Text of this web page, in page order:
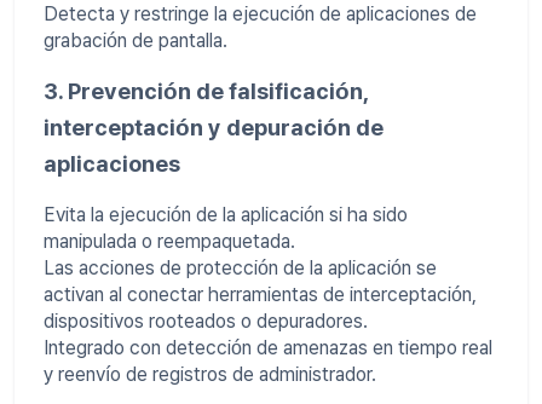
Detecta y restringe la ejecución de aplicaciones de
grabación de pantalla.
3. Prevención de falsificación,
interceptación y depuración de
aplicaciones
Evita la ejecución de la aplicación si ha sido
manipulada o reempaquetada.
Las acciones de protección de la aplicación se
activan al conectar herramientas de interceptación,
dispositivos rooteados o depuradores.
Integrado con detección de amenazas en tiempo real
y reenvío de registros de administrador.